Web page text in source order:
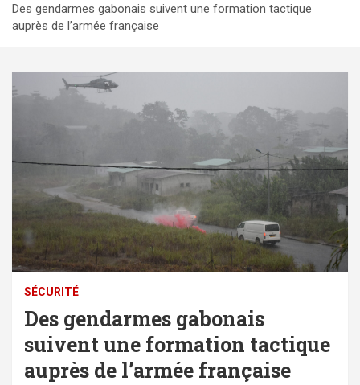
Des gendarmes gabonais suivent une formation tactique
auprès de l’armée française
SÉCURITÉ
Des gendarmes gabonais
suivent une formation tactique
auprès de l’armée française